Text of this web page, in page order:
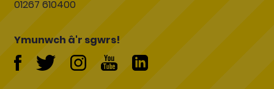
01267 610400
Ymunwch â'r sgwrs!